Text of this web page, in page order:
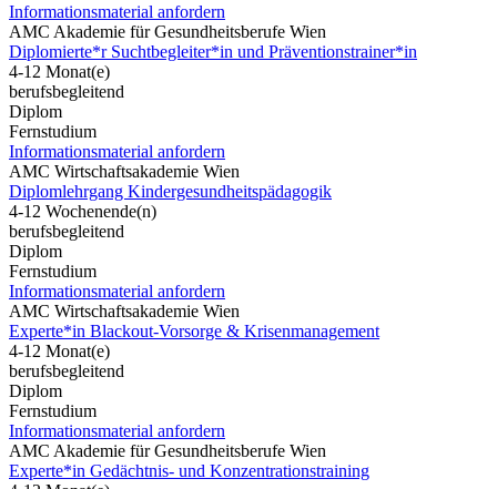
Informationsmaterial anfordern
AMC Akademie für Gesundheitsberufe Wien
Diplomierte*r Suchtbegleiter*in und Präventionstrainer*in
4-12 Monat(e)
berufsbegleitend
Diplom
Fernstudium
Informationsmaterial anfordern
AMC Wirtschaftsakademie Wien
Diplomlehrgang Kindergesundheitspädagogik
4-12 Wochenende(n)
berufsbegleitend
Diplom
Fernstudium
Informationsmaterial anfordern
AMC Wirtschaftsakademie Wien
Experte*in Blackout-Vorsorge & Krisenmanagement
4-12 Monat(e)
berufsbegleitend
Diplom
Fernstudium
Informationsmaterial anfordern
AMC Akademie für Gesundheitsberufe Wien
Experte*in Gedächtnis- und Konzentrationstraining